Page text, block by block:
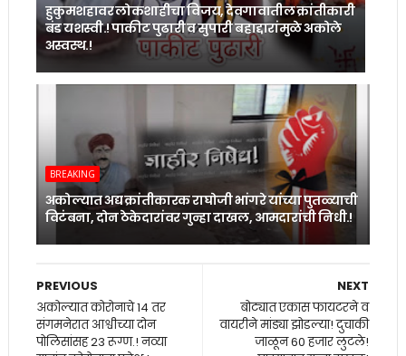
हुकुमशहावर लोकशाहीचा विजय, देवगावातील क्रांतीकारी
बंड यशस्वी.! पाकीट पुढारी व सुपारी बहाद्दारांमुळे अकोले
अस्वस्थ.!
BREAKING
अकोल्यात अद्य क्रांतीकारक राघोजी भांगरे यांच्या पुतळ्याची
विटंबना, दोन ठेकेदारांवर गुन्हा दाखल, आमदारांची निधी.!
NEXT
बोट्यात एकास फायटरने व
वायरीने मांड्या झोडल्या! दुचाकी
जाळून 60 हजार लुटले!
PREVIOUS
अकोल्यात कोरोनाचे 14 तर
संगमनेरात आश्वीच्या दोन
पोलिसांसह 23 रूग्ण.! नव्या